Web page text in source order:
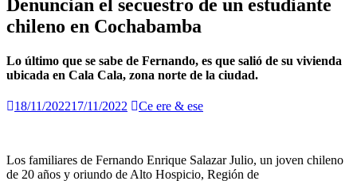
Denuncian el secuestro de un estudiante
chileno en Cochabamba
Lo último que se sabe de Fernando, es que salió de su vivienda
ubicada en Cala Cala, zona norte de la ciudad.
18/11/202217/11/2022 Ce ere & ese
Los familiares de Fernando Enrique Salazar Julio, un joven chileno
de 20 años y oriundo de Alto Hospicio, Región de